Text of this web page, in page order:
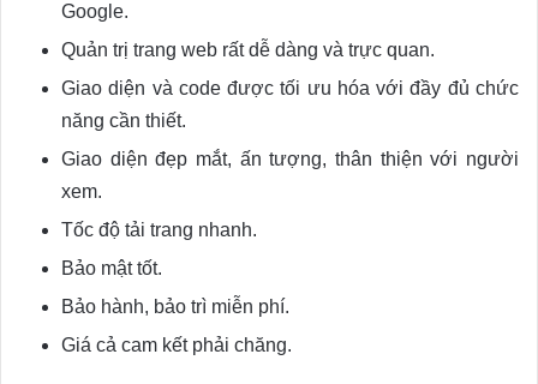
Google.
Quản trị trang web rất dễ dàng và trực quan.
Giao diện và code được tối ưu hóa với đầy đủ chức
năng cần thiết.
Giao diện đẹp mắt, ấn tượng, thân thiện với người
xem.
Tốc độ tải trang nhanh.
Bảo mật tốt.
Bảo hành, bảo trì miễn phí.
Giá cả cam kết phải chăng.